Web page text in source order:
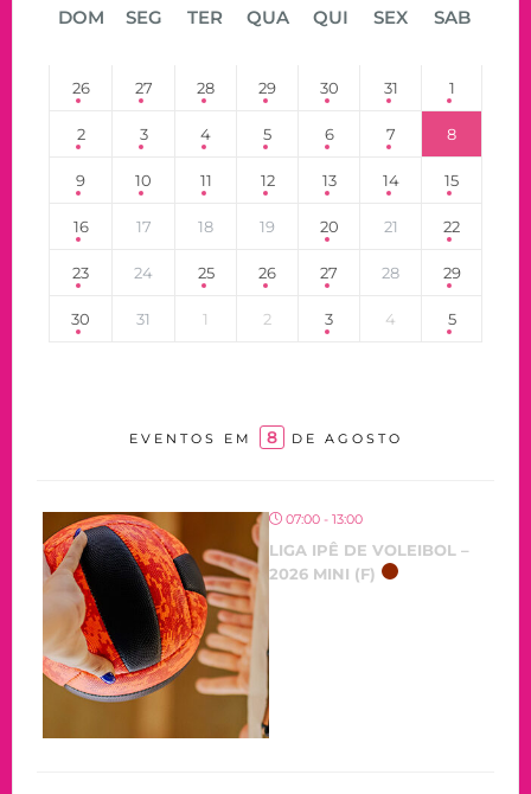
DOM SEG TER QUA QUI SEX SAB
26 27 28 29 30 31 1
2 3 4 5 6 7 8
9 10 11 12 13 14 15
16 17 18 19 20 21 22
23 24 25 26 27 28 29
30 31 1 2 3 4 5
EVENTOS EM 8 DE AGOSTO
07:00 - 13:00
LIGA IPÊ DE VOLEIBOL –
2026 MINI (F)